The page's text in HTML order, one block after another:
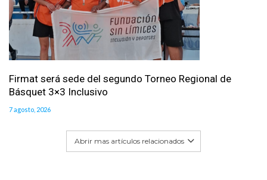
Firmat será sede del segundo Torneo Regional de
Básquet 3×3 Inclusivo
7 agosto, 2026
Abrir mas artículos relacionados